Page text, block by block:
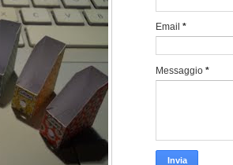
Email *
Messaggio *